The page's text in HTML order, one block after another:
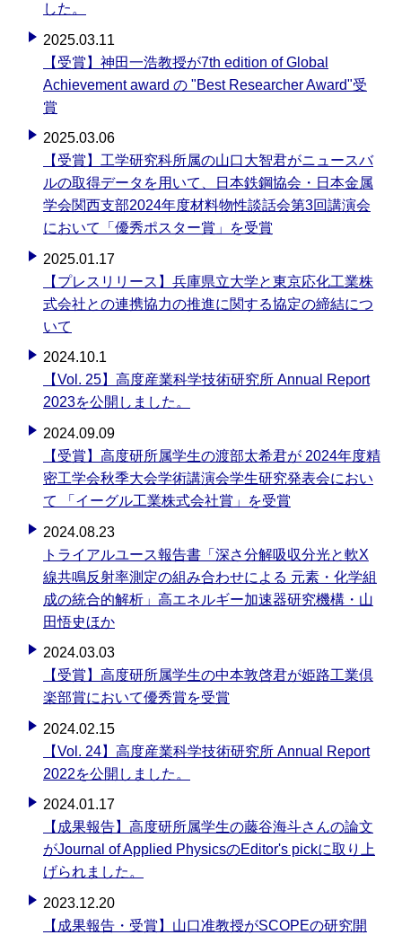
した。
2025.03.11
【受賞】神田一浩教授が7th edition of Global
Achievement award の "Best Researcher Award"受
賞
2025.03.06
【受賞】工学研究科所属の山口大智君がニュースバ
ルの取得データを用いて、日本鉄鋼協会・日本金属
学会関西支部2024年度材料物性談話会第3回講演会
において「優秀ポスター賞」を受賞
2025.01.17
【プレスリリース】兵庫県立大学と東京応化工業株
式会社との連携協力の推進に関する協定の締結につ
いて
2024.10.1
【Vol. 25】高度産業科学技術研究所 Annual Report
2023を公開しました。
2024.09.09
【受賞】高度研所属学生の渡部太希君が 2024年度精
密工学会秋季大会学術講演会学生研究発表会におい
て 「イーグル工業株式会社賞」を受賞
2024.08.23
トライアルユース報告書「深さ分解吸収分光と軟X
線共鳴反射率測定の組み合わせによる 元素・化学組
成の統合的解析」高エネルギー加速器研究機構・山
田悟史ほか
2024.03.03
【受賞】高度研所属学生の中本敦啓君が姫路工業倶
楽部賞において優秀賞を受賞
2024.02.15
【Vol. 24】高度産業科学技術研究所 Annual Report
2022を公開しました。
2024.01.17
【成果報告】高度研所属学生の藤谷海斗さんの論文
がJournal of Applied PhysicsのEditor's pickに取り上
げられました。
2023.12.20
【成果報告・受賞】山口准教授がSCOPEの研究開